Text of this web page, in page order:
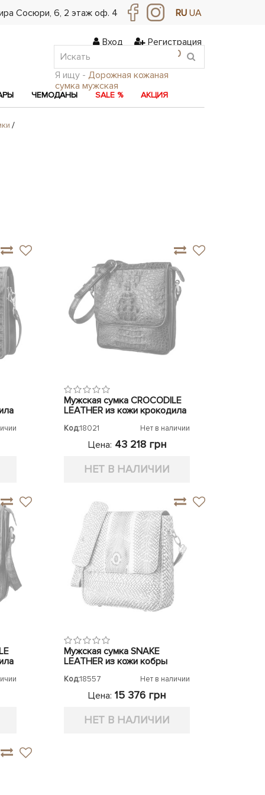
RU UA
Сосюри, ​​6, 2 этаж оф. 4
Вход
Регистрация
0
ЧЕМОДАНЫ SALE % АКЦИЯ
Я ищу - Дорожная кожаная
сумка мужская
Мужская сумка CROCODILE
LEATHER из кожи крокодила
Код:18021 Нет в наличии
Цена: 43 218 грн
НЕТ В НАЛИЧИИ
Мужская сумка SNAKE
LEATHER из кожи кобры
Код:18557 Нет в наличии
Цена: 15 376 грн
НЕТ В НАЛИЧИИ